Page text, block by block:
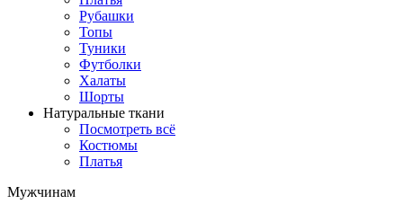
Рубашки
Топы
Туники
Футболки
Халаты
Шорты
Натуральные ткани
Посмотреть всё
Костюмы
Платья
Мужчинам